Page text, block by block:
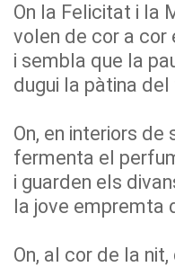
On la Felicitat i la
volen de cor a cor
i sembla que la
dugui la pàtina
On, en interiors
fermenta el
i guarden els
la jove empremta
On, al cor de la